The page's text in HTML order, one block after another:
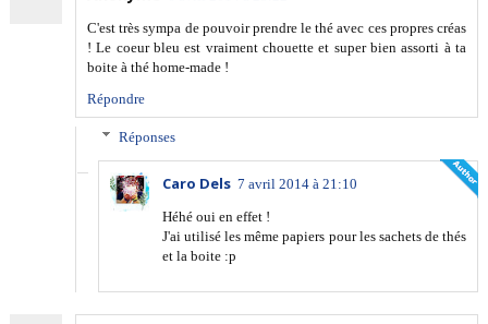
C'est très sympa de pouvoir prendre le thé avec ces propres créas
! Le coeur bleu est vraiment chouette et super bien assorti à ta
boite à thé home-made !
Répondre
Réponses
Caro Dels 7 avril 2014 à 21:10
Héhé oui en effet !
J'ai utilisé les même papiers pour les sachets de thés
et la boite :p